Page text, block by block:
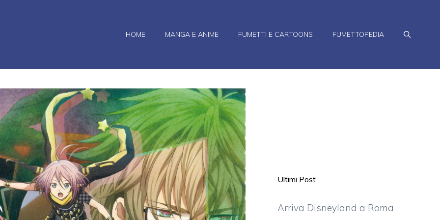
HOME MANGA E ANIME FUMETTI E CARTOONS FUMETTOPEDIA
Ultimi Post
Arriva Disneyland a Roma